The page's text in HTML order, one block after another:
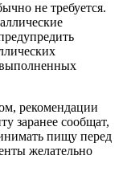
не требуется.
выполненных
рекомендации
заранее сообщат,
пищу перед
желательно